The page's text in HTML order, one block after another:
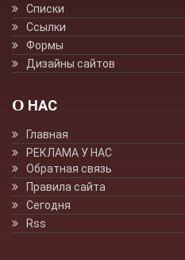
Списки
Ссылки
Формы
Дизайны сайтов
О НАС
Главная
РЕКЛАМА У НАС
Обратная связь
Правила сайта
Сегодня
Rss